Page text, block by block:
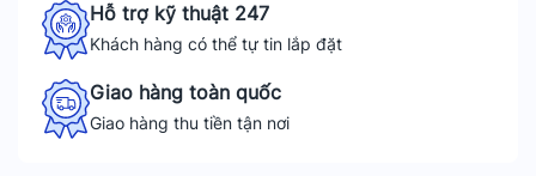
Hỗ trợ kỹ thuật 247
Khách hàng có thể tự tin lắp đặt
Giao hàng toàn quốc
Giao hàng thu tiền tận nơi